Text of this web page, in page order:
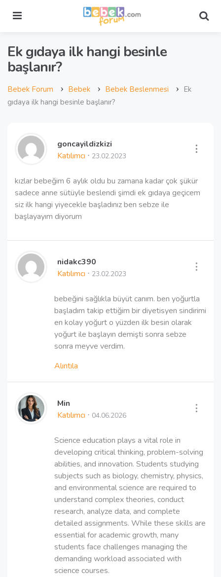
Ek gıdaya ilk hangi besinle
başlanır?
Bebek Forum › Bebek › Bebek Beslenmesi › Ek
gıdaya ilk hangi besinle başlanır?
goncayildizkizi
Katılımcı ⋅ 23.02.2023 ︙
kızlar bebeğim 6 aylık oldu bu zamana kadar çok şükür
sadece anne sütüyle beslendi şimdi ek gıdaya geçicem
siz ilk hangi yiyecekle başladınız ben sebze ile
başlayayım diyorum
nidakc390
Katılımcı ⋅ 23.02.2023 ︙
bebeğini sağlıkla büyüt canım. ben yoğurtla
başladım takip ettiğim bir diyetisyen sindirimi
en kolay yoğurt o yüzden ilk besin olarak
yoğurt ile başlayın demişti sonra sebze
sonra meyve verdim.
Alıntıla
Min
Katılımcı ⋅ 04.06.2026 ︙
Science education plays a vital role in
developing critical thinking, problem-solving
abilities, and innovation. Students studying
subjects such as biology, chemistry, physics,
and environmental science are required to
understand complex theories, conduct
research, analyze data, and complete
detailed assignments. While these skills are
essential for academic growth, many
students face challenges managing the
demanding workload associated with
science courses.